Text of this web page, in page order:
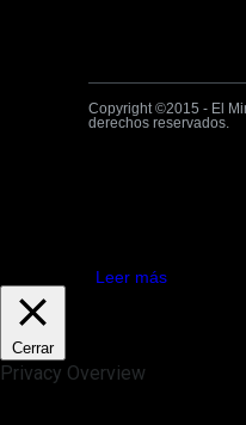
Copyright ©2015 - El
derechos reservados.
Leer más
Cerrar
Privacy Overview